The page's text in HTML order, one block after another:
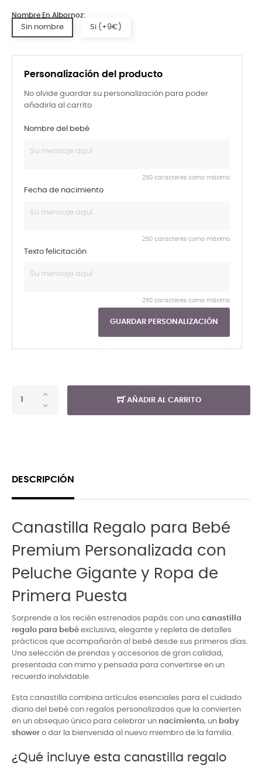
Personalización del producto
No olvide guardar su personalización para poder
añadirla al carrito
Nombre del bebé
250 caracteres como máximo
Fecha de nacimiento
250 caracteres como máximo
Texto felicitación
250 caracteres como máximo
GUARDAR PERSONALIZACIÓN
Nombre En Albornoz:
Sin nombre Si (+9€)
AÑADIR AL CARRITO
DESCRIPCIÓN
Canastilla Regalo para Bebé
Premium Personalizada con
Peluche Gigante y Ropa de
Primera Puesta
Sorprende a los recién estrenados papás con una canastilla
regalo para bebé exclusiva, elegante y repleta de detalles
prácticos que acompañarán al bebé desde sus primeros días.
Una selección de prendas y accesorios de gran calidad,
presentada con mimo y pensada para convertirse en un
recuerdo inolvidable.
Esta canastilla combina artículos esenciales para el cuidado
diario del bebé con regalos personalizados que la convierten
en un obsequio único para celebrar un nacimiento, un baby
shower o dar la bienvenida al nuevo miembro de la familia.
¿Qué incluye esta canastilla regalo